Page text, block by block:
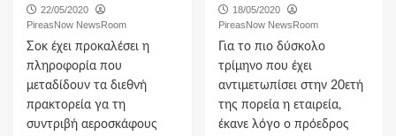
22/05/2020
PireasNow NewsRoom
Σοκ έχει προκαλέσει η
πληροφορία που
μεταδίδουν τα διεθνή
πρακτορεία γα τη
συντριβή αεροσκάφους
18/05/2020
PireasNow NewsRoom
Για το πιο δύσκολο
τρίμηνο που έχει
αντιμετωπίσει στην 20ετή
της πορεία η εταιρεία,
έκανε λόγο ο πρόεδρος